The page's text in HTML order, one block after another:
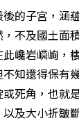
的子宮，涵
不及國土面
巉岩嶙峋，
知還得保有
死角，也就
及大小折皺